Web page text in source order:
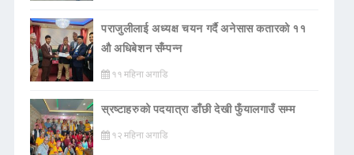
पराजुलीलाई अध्यक्ष चयन गर्दै अनेसास कतारको ११
औ अधिबेशन सँम्पन्न
११ महिना अगाडि
स्रष्टाहरुको पदयात्रा डाँछी देखी फुँयालगाउँ सम्म
१२ महिना अगाडि